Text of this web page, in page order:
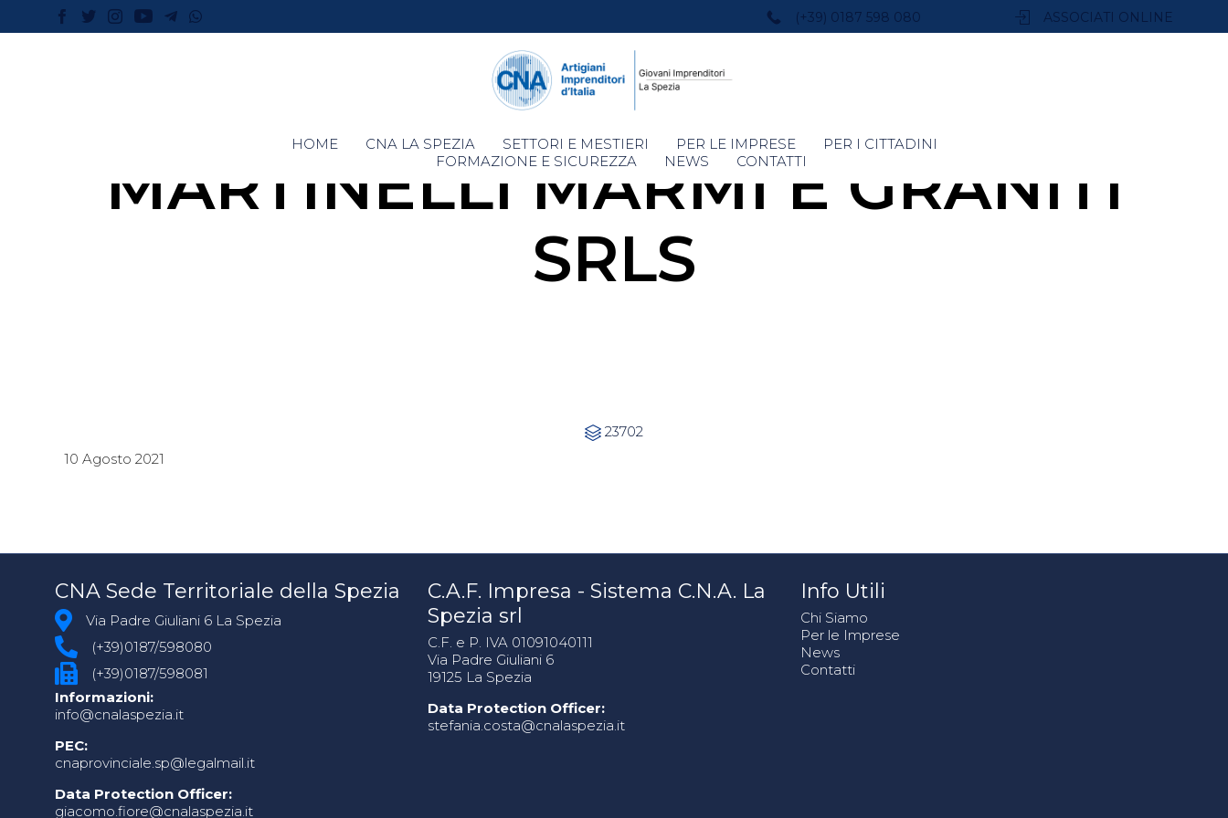
(+39) 0187 598 080 ASSOCIATI ONLINE
Skip
to
HOME CNA LA SPEZIA SETTORI E MESTIERI PER LE IMPRESE
PER I CITTADINI
FORMAZIONE E SICUREZZA
NEWS CONTATTI
MARTINELLI MARMI E GRANITI
SRLS
 Category
23702
10 Agosto 2021
CNA Sede Territoriale della Spezia
Via Padre Giuliani 6 La Spezia
(+39)0187/598080
(+39)0187/598081
Informazioni:
info@cnalaspezia.it
PEC:
cnaprovinciale.sp@legalmail.it
Data Protection Officer:
giacomo.fiore@cnalaspezia.it
C.A.F. Impresa - Sistema C.N.A. La
Spezia srl
C.F. e P. IVA 01091040111
Via Padre Giuliani 6
19125 La Spezia
Data Protection Officer:
stefania.costa@cnalaspezia.it
Info Utili
Chi Siamo
Per le Imprese
News
Contatti